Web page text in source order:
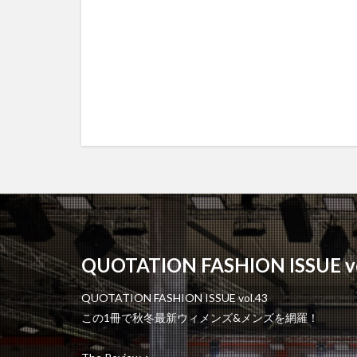
QUOTATION FASHION ISSUE
QUOTATION FASHION ISSUE vol.43
この1冊で秋冬最新ウィメンズ&メンズを網羅！